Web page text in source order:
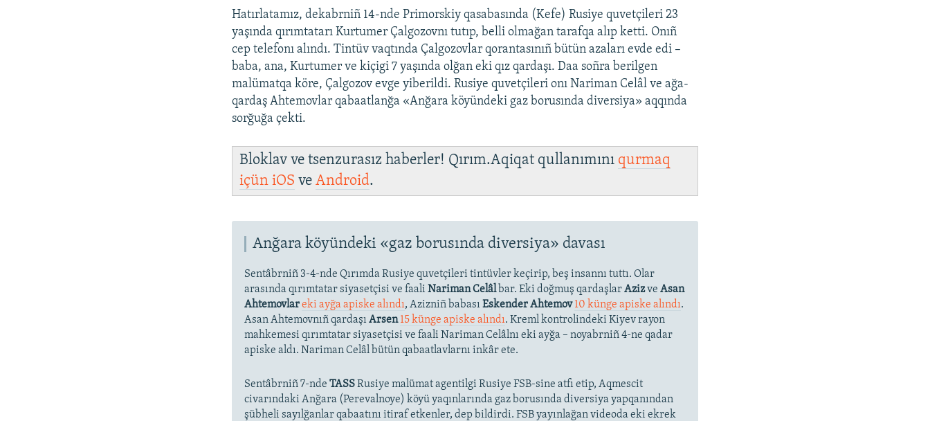
Hatırlatamız, dekabrniñ 14-nde Primorskiy qasabasında (Kefe) Rusiye quvetçileri 23
yaşında qırımtatarı Kurtumer Çalgozovnı tutıp, belli olmağan tarafqa alıp ketti. Onıñ
cep telefonı alındı. Tintüv vaqtında Çalgozovlar qorantasınıñ bütün azaları evde edi –
baba, ana, Kurtumer ve kiçigi 7 yaşında olğan eki qız qardaşı. Daa soñra berilgen
malümatqa köre, Çalgozov evge yiberildi. Rusiye quvetçileri onı Nariman Celâl ve ağa-
qardaş Ahtemovlar qabaatlanğa «Anğara köyündeki gaz borusında diversiya» aqqında
sorğuğa çekti.
Bloklav ve tsenzurasız haberler! Qırım.Aqiqat qullanımını qurmaq
içüniOS veAndroid.
Anğara köyündeki «gaz borusında diversiya» davası
Sentâbrniñ 3-4-nde Qırımda Rusiye quvetçileri tintüvler keçirip, beş insannı tuttı. Olar
arasında qırımtatar siyasetçisi ve faali Nariman Celâlbar. Eki doğmuş qardaşlarAzizveAsan
Ahtemovlareki ayğa apiske alındı, Azizniñ babasıEskender Ahtemov 10 künge apiske alındı.
Asan Ahtemovnıñ qardaşıArsen15 künge apiske alındı. Kreml kontrolindeki Kiyev rayon
mahkemesi qırımtatar siyasetçisi ve faali Nariman Celâlnı eki ayğa – noyabrniñ 4-ne qadar
apiske aldı. Nariman Celâl bütün qabaatlavlarnı inkâr ete.
Sentâbrniñ 7-nde TASSRusiye malümat agentilgi Rusiye FSB-sine atfı etip, Aqmescit
civarındaki Anğara (Perevalnoye) köyü yaqınlarında gaz borusında diversiya yapqanından
şübheli sayılğanlar qabaatını itiraf etkenler, dep bildirdi. FSB yayınlağan videoda eki ekrek